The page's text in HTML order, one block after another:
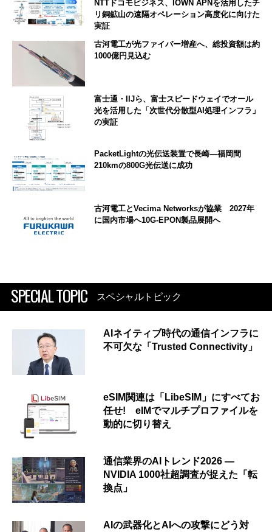
NTTドコモビジネス、IOWN APNを活用したチ
リ銅鉱山の遠隔オペレーション高度化に向けた
実証
古河電工が光ファイバー増産へ、総投資額は約
1000億円見込む
富士通・IIJら、富士スピードウェイでオール
光を活用した「次世代分散型AI処理インフラ」
の実証
PacketLightの光伝送装置で長崎―福岡間
210kmの800G光伝送に成功
古河電工とVecima Networksが協業 2027年
に国内市場へ10G-EPON製品展開へ
SPECIAL TOPIC スペシャルトピック
AIネイティブ時代の通信インフラに
不可欠な「Trusted Connectivity」
eSIM関連は「LibeSIM」にすべてお
任せ! eIMでマルチプロファイルを
動的に切り替え
通信業界のAIトレンド2026 ―
NVIDIA 1000社超調査が捉えた「転
換点」
AIの武器化とAIへの攻撃にどう対